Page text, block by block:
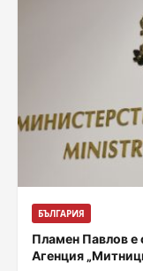
БЪЛГАРИЯ
Пламен Павлов е
Агенция